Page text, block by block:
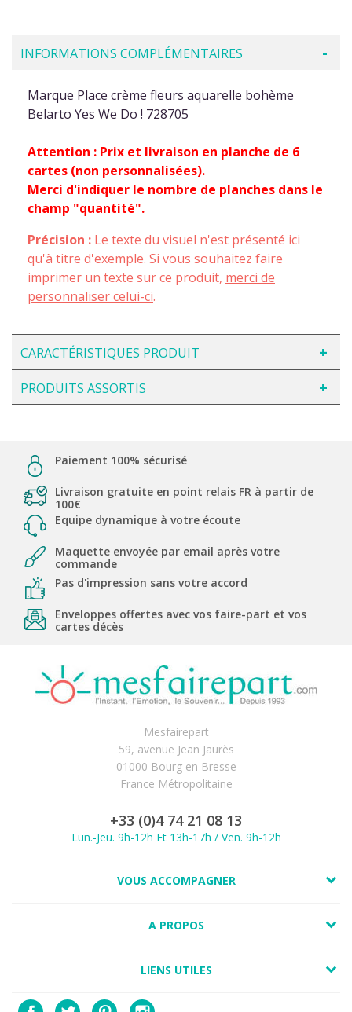
INFORMATIONS COMPLÉMENTAIRES
Marque Place crème fleurs aquarelle bohème
Belarto Yes We Do ! 728705
Attention : Prix et livraison en planche de 6
cartes (non personnalisées).
Merci d'indiquer le nombre de planches dans le
champ "quantité".
Précision : Le texte du visuel n'est présenté ici
qu'à titre d'exemple. Si vous souhaitez faire
imprimer un texte sur ce produit, merci de
personnaliser celui-ci.
CARACTÉRISTIQUES PRODUIT
PRODUITS ASSORTIS
Paiement 100% sécurisé
Livraison gratuite en point relais FR à partir de
100€
Equipe dynamique à votre écoute
Maquette envoyée par email après votre
commande
Pas d'impression sans votre accord
Enveloppes offertes avec vos faire-part et vos
cartes décès
Mesfairepart
59, avenue Jean Jaurès
01000 Bourg en Bresse
France Métropolitaine
+33 (0)4 74 21 08 13
Lun.-Jeu. 9h-12h Et 13h-17h / Ven. 9h-12h
VOUS ACCOMPAGNER
A PROPOS
LIENS UTILES